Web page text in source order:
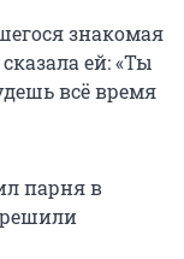
знакомая
ей: «Ты
всё время
парня в